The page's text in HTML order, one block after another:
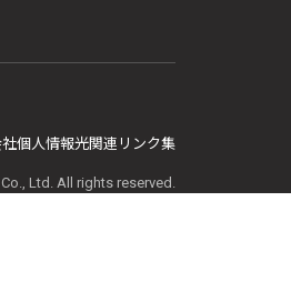
個人情報光関連リンク集
Ltd. All rights reserved.